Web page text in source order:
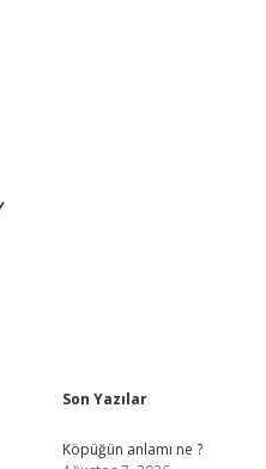
Sidebar
Son Yazılar
Köpüğün anlamı ne ?